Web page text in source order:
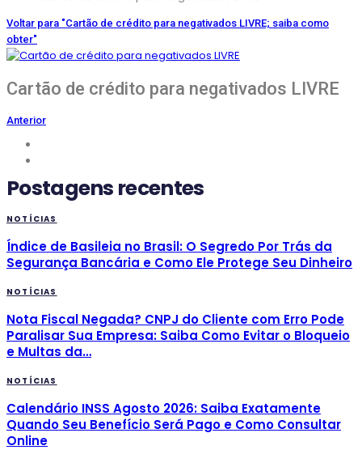
Voltar para "Cartão de crédito para negativados LIVRE; saiba como
obter"
Cartão de crédito para negativados LIVRE
Anterior
Postagens recentes
NOTÍCIAS
Índice de Basileia no Brasil: O Segredo Por Trás da
Segurança Bancária e Como Ele Protege Seu Dinheiro
NOTÍCIAS
Nota Fiscal Negada? CNPJ do Cliente com Erro Pode
Paralisar Sua Empresa: Saiba Como Evitar o Bloqueio
e Multas da…
NOTÍCIAS
Calendário INSS Agosto 2026: Saiba Exatamente
Quando Seu Benefício Será Pago e Como Consultar
Online